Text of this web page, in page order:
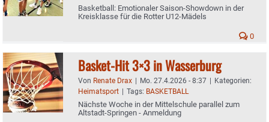
Basketball: Emotionaler Saison-Showdown in der
Kreisklasse für die Rotter U12-Mädels
0
Basket-Hit 3×3 in Wasserburg
Von Renate Drax | Mo. 27.4.2026 - 8:37 | Kategorien:
Heimatsport | Tags: BASKETBALL
Nächste Woche in der Mittelschule parallel zum
Altstadt-Springen - Anmeldung